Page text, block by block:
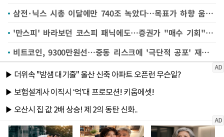
삼전·닉스 시총 이달에만 740조 녹았다…목표가 하향 움직임도
'만스피' 바라보던 코스피 패닉에도…증권가 "매수 기회" 왜?
비트코인, 9300만원선…중동 리스크에 '극단적 공포' 재진입